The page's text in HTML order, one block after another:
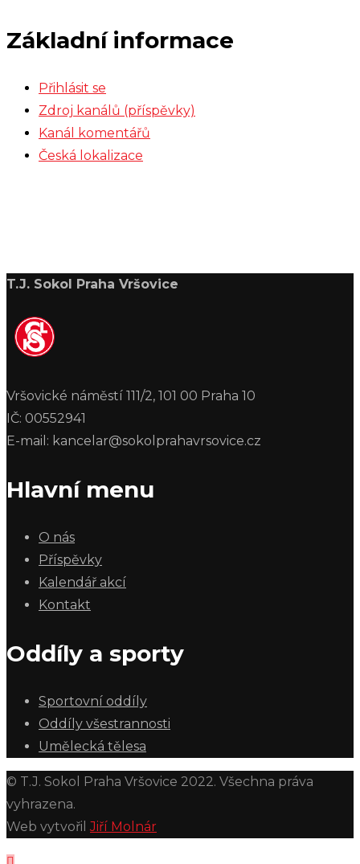
Základní informace
Přihlásit se
Zdroj kanálů (příspěvky)
Kanál komentářů
Česká lokalizace
T.J. Sokol Praha Vršovice
Vršovické náměstí 111/2, 101 00 Praha 10
IČ: 00552941
E-mail: kancelar@sokolprahavrsovice.cz
Hlavní menu
O nás
Příspěvky
Kalendář akcí
Kontakt
Oddíly a sporty
Sportovní oddíly
Oddíly všestrannosti
Umělecká tělesa
© T.J. Sokol Praha Vršovice 2022. Všechna práva
vyhrazena.
Web vytvořilJiří Molnár